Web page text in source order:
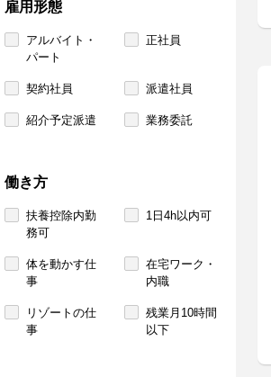
雇用形態
アルバイト・
パート
正社員
契約社員 派遣社員
紹介予定派遣 業務委託
働き方
扶養控除内勤
務可
1日4h以内可
体を動かす仕
事
在宅ワーク・
内職
リゾートの仕
事
残業月10時間
以下